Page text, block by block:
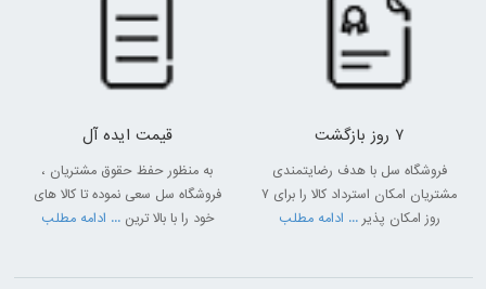
7 روز بازگشت
فروشگاه سل با هدف رضایتمندی
مشتریان امکان استرداد کالا را برای 7
روز امکان پذیر... ادامه مطلب
قیمت ایده آل
به منظور حفظ حقوق مشتریان ،
فروشگاه سل سعی نموده تا کالا های
خود را با بالا ترین ... ادامه مطلب